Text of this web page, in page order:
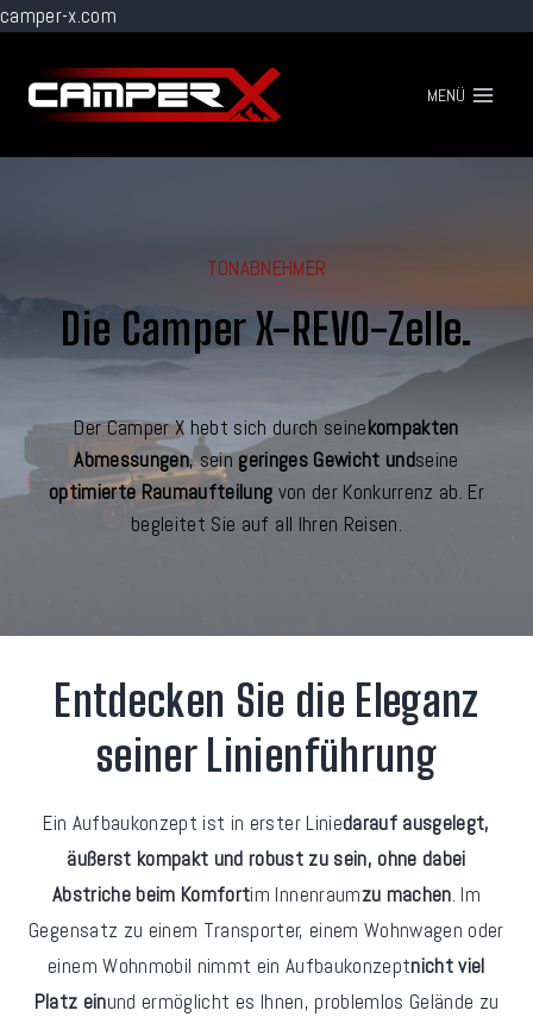
camper-x.com
Inhalt
springen
MENÜ
TONABNEHMER
Die Camper X-REVO-Zelle.
Der Camper X hebt sich durch seinekompakten
Abmessungen, seingeringes Gewicht undseine
optimierte Raumaufteilung von der Konkurrenz ab. Er
begleitet Sie auf all Ihren Reisen.
Entdecken Sie die Eleganz
seiner Linienführung
Ein Aufbaukonzept ist in erster Liniedarauf ausgelegt,
äußerst kompakt und robust zu sein, ohne dabei
Abstriche beim Komfortim Innenraumzu machen. Im
Gegensatz zu einem Transporter, einem Wohnwagen oder
einem Wohnmobil nimmt ein Aufbaukonzeptnicht viel
Platz einund ermöglicht es Ihnen, problemlos Gelände zu